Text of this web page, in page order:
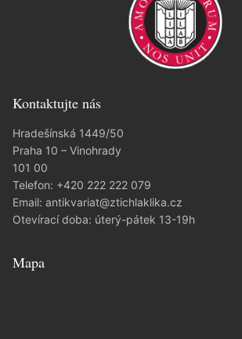
Kontaktujte nás
Hradešínská 1449/50
Praha 10 – Vinohrady
101 00
Telefon: +420 222 222 079
Email: antikvariat@ztichlaklika.cz
Otevírací doba: úterý-pátek 13-19h
Mapa